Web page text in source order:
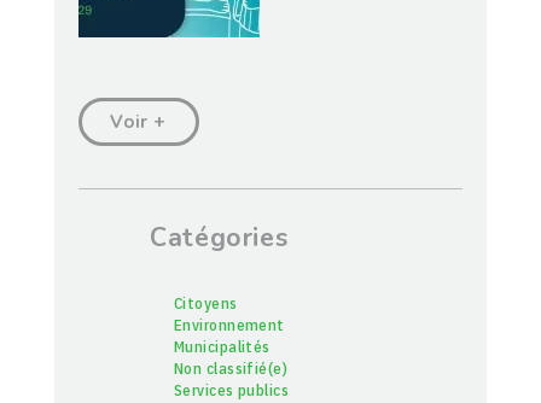
Voir +
Catégories
Citoyens
Environnement
Municipalités
Non classifié(e)
Services publics